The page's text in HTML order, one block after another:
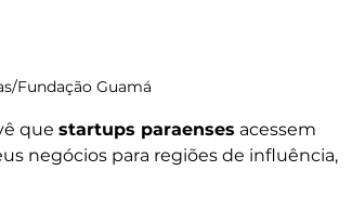
Fundação Guamá
que startups paraenses acessem
negócios para regiões de influência,